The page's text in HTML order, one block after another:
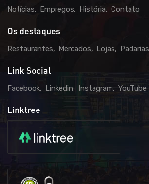
Notícias
Empregos História Contato
Os destaques
Restaurantes Mercados Lojas Padarias
Link Social
Facebook Linkedin Instagram YouTube
Linktree